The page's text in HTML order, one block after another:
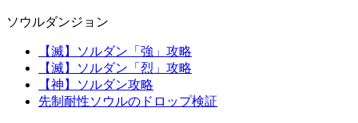
ソウルダンジョン
【滅】ソルダン「強」攻略
【滅】ソルダン「烈」攻略
【神】ソルダン攻略
先制耐性ソウルのドロップ検証